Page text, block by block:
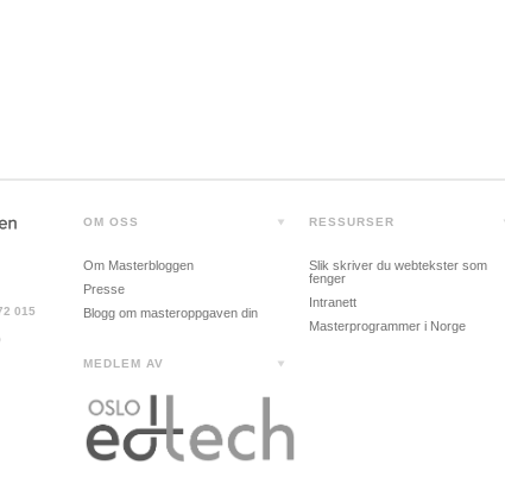
015
OM OSS
Om Masterbloggen
Presse
Blogg om masteroppgaven din
MEDLEM AV
RESSURSER
Slik skriver du webtekster som
fenger
Intranett
Masterprogrammer i Norge